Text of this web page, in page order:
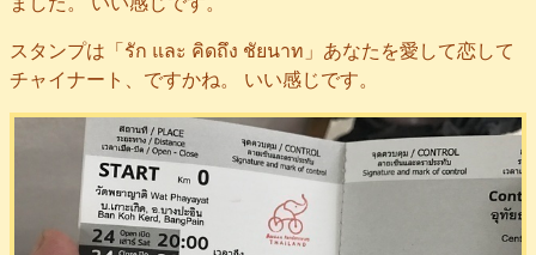
スタンプは「รัก และ คิดถึง ชัยนาท」あなたを愛して恋して
チャイナート、ですかね。 いい感じです。